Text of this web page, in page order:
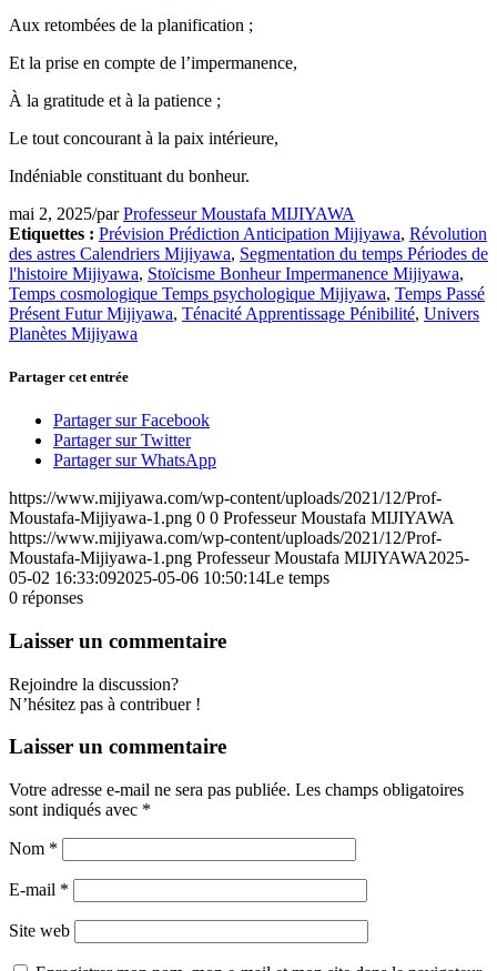
Aux retombées de la planification ;
Et la prise en compte de l’impermanence,
À la gratitude et à la patience ;
Le tout concourant à la paix intérieure,
Indéniable constituant du bonheur.
mai 2, 2025/parProfesseur Moustafa MIJIYAWA
Etiquettes : Prévision Prédiction Anticipation Mijiyawa, Révolution
des astres Calendriers Mijiyawa, Segmentation du temps Périodes de
l'histoire Mijiyawa, Stoïcisme Bonheur Impermanence Mijiyawa,
Temps cosmologique Temps psychologique Mijiyawa, Temps Passé
Présent Futur Mijiyawa, Ténacité Apprentissage Pénibilité, Univers
Planètes Mijiyawa
Partager cet entrée
Partager sur Facebook
Partager sur Twitter
Partager sur WhatsApp
https://www.mijiyawa.com/wp-content/uploads/2021/12/Prof-
Moustafa-Mijiyawa-1.png 0 0 Professeur Moustafa MIJIYAWA
https://www.mijiyawa.com/wp-content/uploads/2021/12/Prof-
Moustafa-Mijiyawa-1.png Professeur Moustafa MIJIYAWA2025-
05-02 16:33:092025-05-06 10:50:14Le temps
0 réponses
Laisser un commentaire
Rejoindre la discussion?
N’hésitez pas à contribuer !
Laisser un commentaire
Votre adresse e-mail ne sera pas publiée. Les champs obligatoires
sont indiqués avec *
Nom *
E-mail *
Site web